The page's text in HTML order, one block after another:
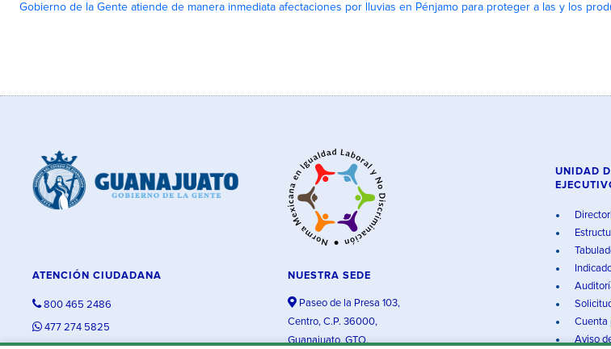
Gobierno de la Gente atiende de manera inmediata afectaciones por lluvias en Pénjamo para proteger a las y los
ATENCIÓN CIUDADANA
800 465 2486
477 274 5825
NUESTRA SEDE
Paseo de la Presa 103,
Centro, C.P. 36000,
Guanajuato, GTO.
UNIDAD
Cuenta
Aviso